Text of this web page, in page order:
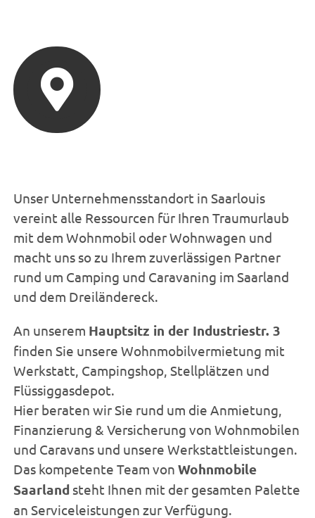
Unser Unternehmensstandort in Saarlouis
vereint alle Ressourcen für Ihren Traumurlaub
mit dem Wohnmobil oder Wohnwagen und
macht uns so zu Ihrem zuverlässigen Partner
rund um Camping und Caravaning im Saarland
und dem Dreiländereck.
An unserem Hauptsitz in der Industriestr. 3
finden Sie unsere Wohnmobilvermietung mit
Werkstatt, Campingshop, Stellplätzen und
Flüssiggasdepot.
Hier beraten wir Sie rund um die Anmietung,
Finanzierung & Versicherung von Wohnmobilen
und Caravans und unsere Werkstattleistungen.
Das kompetente Team vonWohnmobile
Saarland steht Ihnen mit der gesamten Palette
an Serviceleistungen zur Verfügung.